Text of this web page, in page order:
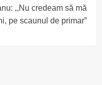
,,Nu credeam să mă
pe scaunul de primar”